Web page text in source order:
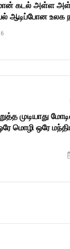
கடல் அள்ள
ஆடிப்போன உலக
முடியாது